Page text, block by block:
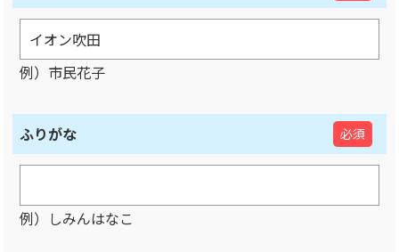
例）市民花子
ふりがな 必須
例）しみんはなこ